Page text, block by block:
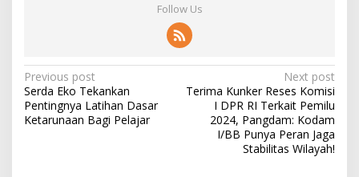
Follow Us
P
o
s
Previous post
Serda Eko Tekankan
Pentingnya Latihan Dasar
Ketarunaan Bagi Pelajar
Next post
Terima Kunker Reses Komisi
I DPR RI Terkait Pemilu
2024, Pangdam: Kodam
I/BB Punya Peran Jaga
Stabilitas Wilayah!